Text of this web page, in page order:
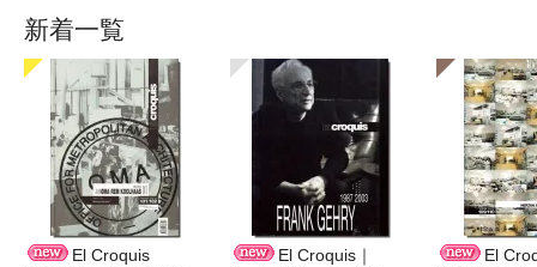
新着一覧
El Croquis
El Croquis｜
El